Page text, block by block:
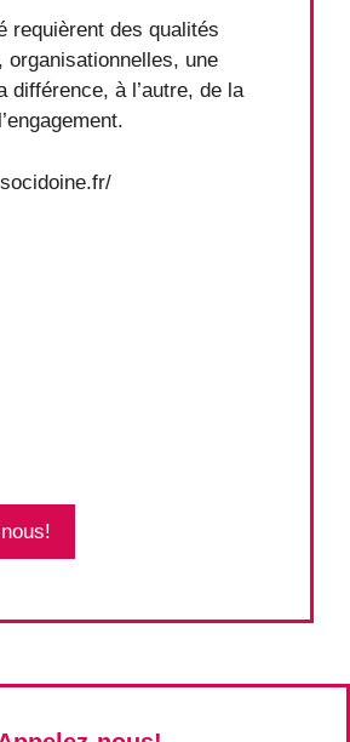
requièrent des qualités
organisationnelles, une
différence, à l’autre, de la